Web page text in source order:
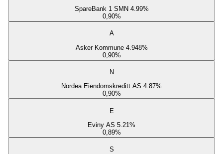
SpareBank 1 SMN 4.99%
0,90%
A
Asker Kommune 4.948%
0,90%
N
Nordea Eiendomskreditt AS 4.87%
0,90%
E
Eviny AS 5.21%
0,89%
S